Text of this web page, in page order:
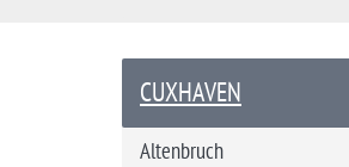
r
t
CUXHAVEN
Altenbruch